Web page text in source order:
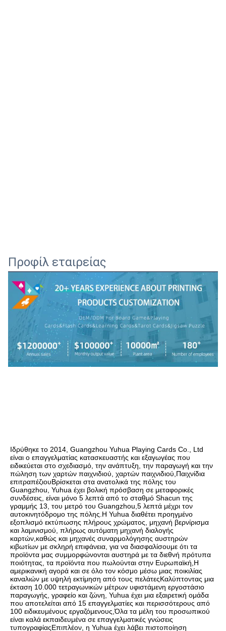
Προφίλ εταιρείας
Ιδρύθηκε το 2014, Guangzhou Yuhua Playing Cards Co., Ltd
είναι ο επαγγελματίας κατασκευαστής και εξαγωγέας που
ειδικεύεται στο σχεδιασμό, την ανάπτυξη, την παραγωγή και την
πώληση των χαρτών παιχνιδιού, χαρτών παιχνιδιού,Παιχνίδια
επιτραπέζιουΒρίσκεται στα ανατολικά της πόλης του
Guangzhou, Yuhua έχει βολική πρόσβαση σε μεταφορικές
συνδέσεις, είναι μόνο 5 λεπτά από το σταθμό Shacun της
γραμμής 13, του μετρό του Guangzhou,5 λεπτά μέχρι τον
αυτοκινητόδρομο της πόλης.Η Yuhua διαθέτει προηγμένο
εξοπλισμό εκτύπωσης πλήρους χρώματος, μηχανή βερνίρισμα
και λαμινισμού, πλήρως αυτόματη μηχανή διαλογής
καρτών,καθώς και μηχανές συναρμολόγησης αυστηρών
κιβωτίων με σκληρή επιφάνεια, για να διασφαλίσουμε ότι τα
προϊόντα μας συμμορφώνονται αυστηρά με τα διεθνή πρότυπα
ποιότητας, τα προϊόντα που πωλούνται στην Ευρωπαϊκή,Η
αμερικανική αγορά και σε όλο τον κόσμο μέσω μιας ποικιλίας
καναλιών με υψηλή εκτίμηση από τους πελάτεςΚαλύπτοντας μια
έκταση 10.000 τετραγωνικών μέτρων υφιστάμενη εργοστάσιο
παραγωγής, γραφείο και ζώνη, Yuhua έχει μια εξαιρετική ομάδα
που αποτελείται από 15 επαγγελματίες και περισσότερους από
100 ειδικευμένους εργαζόμενους,Όλα τα μέλη του προσωπικού
είναι καλά εκπαιδευμένα σε επαγγελματικές γνώσεις
τυπογραφίαςΕπιπλέον, η Yuhua έχει λάβει πιστοποίηση